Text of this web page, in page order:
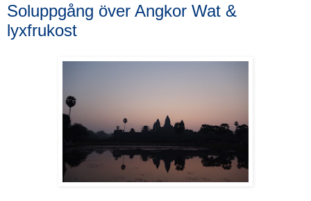
Soluppgång över Angkor Wat &
lyxfrukost